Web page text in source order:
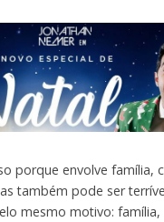
porque envolve família,
também pode ser
mesmo motivo: família,